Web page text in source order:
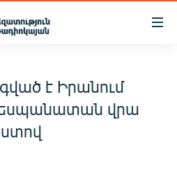
է Իրանում
վրա